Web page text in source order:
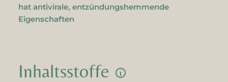
Inhaltsstoffe
hat antivirale, entzündungshemmende
Eigenschaften